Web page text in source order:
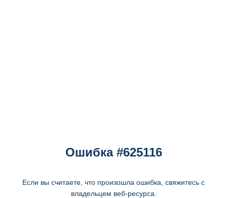
Ошибка #625116
Если вы считаете, что произошла ошибка, свяжитесь с
владельцем веб-ресурса.